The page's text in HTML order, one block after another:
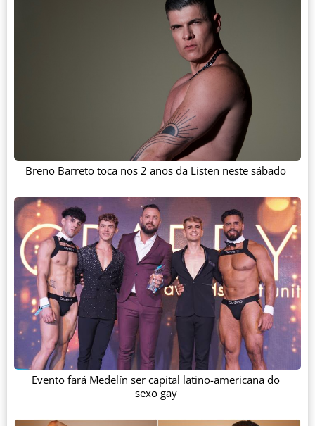
Breno Barreto toca nos 2 anos da Listen neste sábado
Evento fará Medelín ser capital latino-americana do
sexo gay